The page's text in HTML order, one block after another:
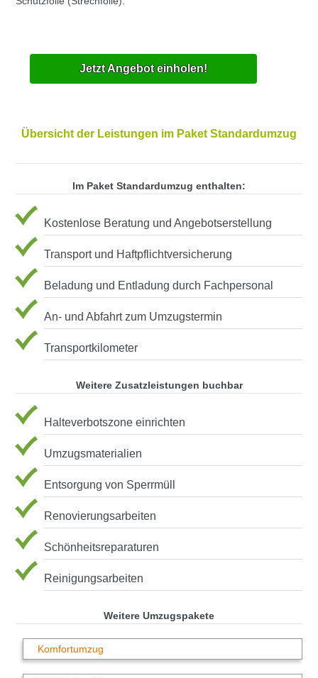
Jetzt Angebot einholen!
Übersicht der Leistungen im Paket Standardumzug
Im Paket Standardumzug enthalten:
Kostenlose Beratung und Angebotserstellung
Transport und Haftpflichtversicherung
Beladung und Entladung durch Fachpersonal
An- und Abfahrt zum Umzugstermin
Transportkilometer
Weitere Zusatzleistungen buchbar
Halteverbotszone einrichten
Umzugsmaterialien
Entsorgung von Sperrmüll
Renovierungsarbeiten
Schönheitsreparaturen
Reinigungsarbeiten
Weitere Umzugspakete
Komfortumzug